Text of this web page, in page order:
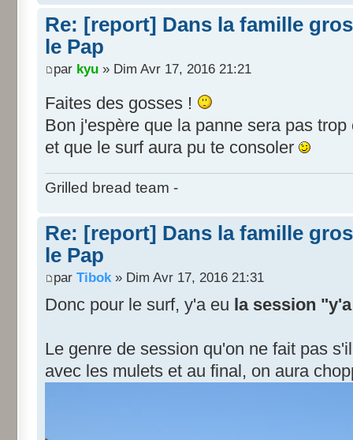
Re: [report] Dans la famille
le Pap
par kyu » Dim Avr 17, 2016 21:21
Faites des gosses !
Bon j'espère que la panne sera pas
et que le surf aura pu te consoler
Grilled bread team -
Re: [report] Dans la famille
le Pap
par Tibok» Dim Avr 17, 2016 21:31
Donc pour le surf, y'a eu la session
Le genre de session qu'on ne fait pas
avec les mulets et au final, on aura